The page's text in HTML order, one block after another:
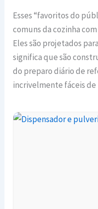
Esses “favoritos do
comuns da cozinha
Eles são projetados para
significa que são
do preparo diário de
incrivelmente fáceis de